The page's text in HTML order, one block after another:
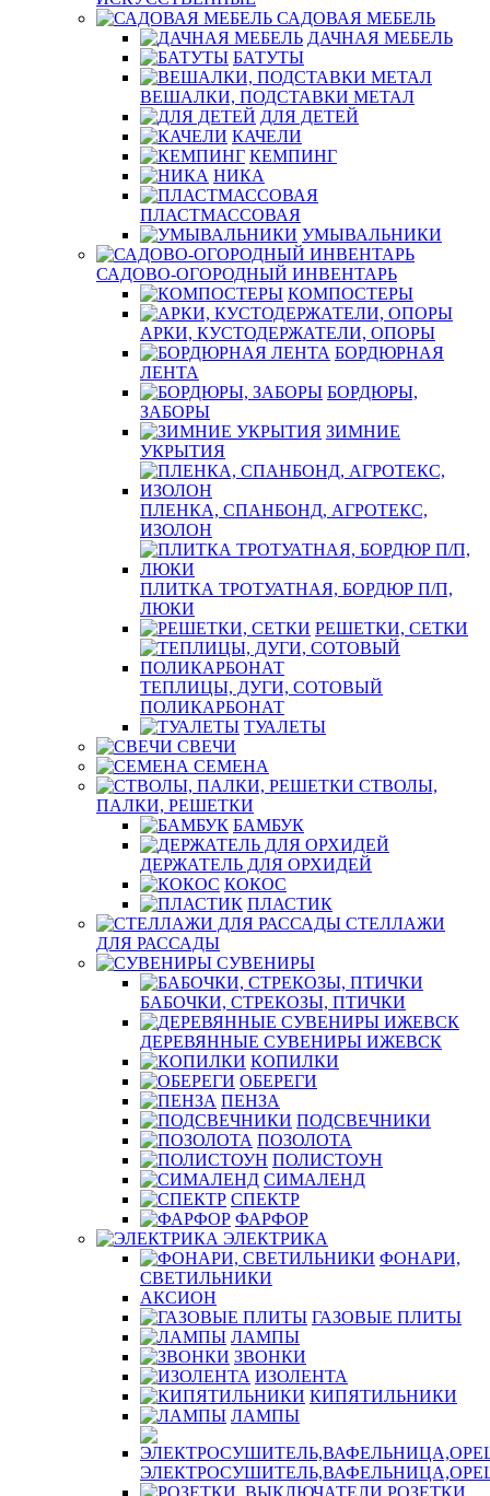
САДОВАЯ МЕБЕЛЬ
ДАЧНАЯ МЕБЕЛЬ
БАТУТЫ
ВЕШАЛКИ, ПОДСТАВКИ МЕТАЛ
ДЛЯ ДЕТЕЙ
КАЧЕЛИ
КЕМПИНГ
НИКА
ПЛАСТМАССОВАЯ
УМЫВАЛЬНИКИ
САДОВО-ОГОРОДНЫЙ ИНВЕНТАРЬ
КОМПОСТЕРЫ
АРКИ, КУСТОДЕРЖАТЕЛИ, ОПОРЫ
БОРДЮРНАЯ
ЛЕНТА
БОРДЮРЫ,
ЗАБОРЫ
ЗИМНИЕ
УКРЫТИЯ
ПЛЕНКА, СПАНБОНД, АГРОТЕКС,
ИЗОЛОН
ПЛИТКА ТРОТУАТНАЯ, БОРДЮР П/П,
ЛЮКИ
РЕШЕТКИ, СЕТКИ
ТЕПЛИЦЫ, ДУГИ, СОТОВЫЙ
ПОЛИКАРБОНАТ
ТУАЛЕТЫ
СВЕЧИ
СЕМЕНА
СТВОЛЫ,
ПАЛКИ, РЕШЕТКИ
БАМБУК
ДЕРЖАТЕЛЬ ДЛЯ ОРХИДЕЙ
КОКОС
ПЛАСТИК
СТЕЛЛАЖИ
ДЛЯ РАССАДЫ
СУВЕНИРЫ
БАБОЧКИ, СТРЕКОЗЫ, ПТИЧКИ
ДЕРЕВЯННЫЕ СУВЕНИРЫ ИЖЕВСК
КОПИЛКИ
ОБЕРЕГИ
ПЕНЗА
ПОДСВЕЧНИКИ
ПОЗОЛОТА
ПОЛИСТОУН
СИМАЛЕНД
СПЕКТР
ФАРФОР
ЭЛЕКТРИКА
ФОНАРИ,
СВЕТИЛЬНИКИ
АКСИОН
ГАЗОВЫЕ ПЛИТЫ
ЛАМПЫ
ЗВОНКИ
ИЗОЛЕНТА
КИПЯТИЛЬНИКИ
ЛАМПЫ
РОЗЕТКИ,